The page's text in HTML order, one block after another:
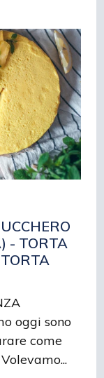
- TORTA
oggi sono
come